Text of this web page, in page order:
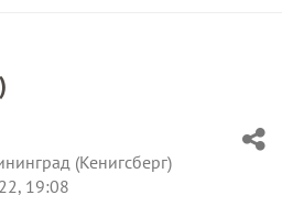
)
(Кенигсберг)
19:08